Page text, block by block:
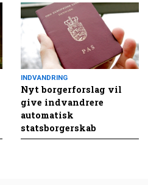
INDVANDRING
Nyt borgerforslag vil
give indvandrere
automatisk
statsborgerskab